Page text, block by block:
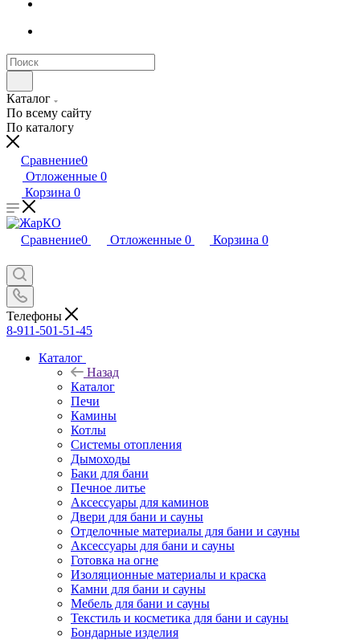
Каталог
По всему сайту
По каталогу
Сравнение0
Отложенные 0
Корзина 0
Сравнение0 Отложенные 0 Корзина 0
Телефоны
8-911-501-51-45
Каталог
Назад
Каталог
Печи
Камины
Котлы
Системы отопления
Дымоходы
Баки для бани
Печное литье
Аксессуары для каминов
Двери для бани и сауны
Отделочные материалы для бани и сауны
Аксессуары для бани и сауны
Готовка на огне
Изоляционные материалы и краска
Камни для бани и сауны
Мебель для бани и сауны
Текстиль и косметика для бани и сауны
Бондарные изделия